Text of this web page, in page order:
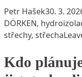
Posted by
Petr Hašek30. 3.
DÖRKEN,
střechy, střecha
Kdo